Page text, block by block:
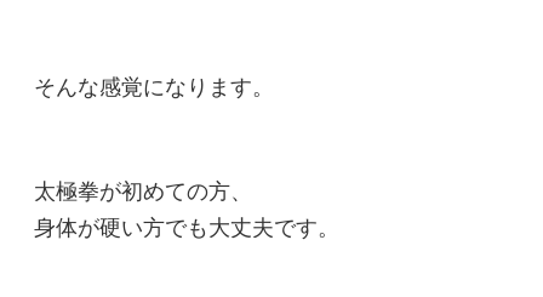
そんな感覚になります。
太極拳が初めての方、
身体が硬い方でも大丈夫です。